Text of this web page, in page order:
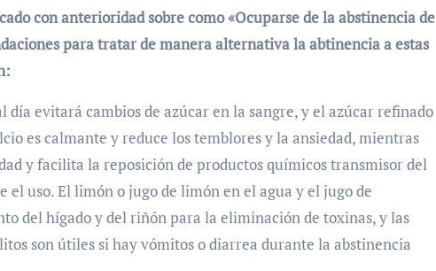
con anterioridad sobre como «Ocuparse de la abstinencia de
para tratar de manera alternativa la abtinencia a estas
día evitará cambios de azúcar en la sangre, y el azúcar refinado
es calmante y reduce los temblores y la ansiedad, mientras
y facilita la reposición de productos químicos transmisor del
el uso. El limón o jugo de limón en el agua y el jugo de
del hígado y del riñón para la eliminación de toxinas, y las
son útiles si hay vómitos o diarrea durante la abstinencia